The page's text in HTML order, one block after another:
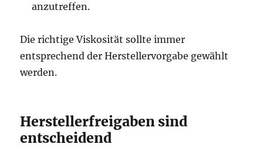
anzutreffen.
Die richtige Viskosität sollte immer
entsprechend der Herstellervorgabe gewählt
werden.
Herstellerfreigaben sind
entscheidend